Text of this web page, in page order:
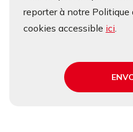
reporter à notre
cookies accessible ici.